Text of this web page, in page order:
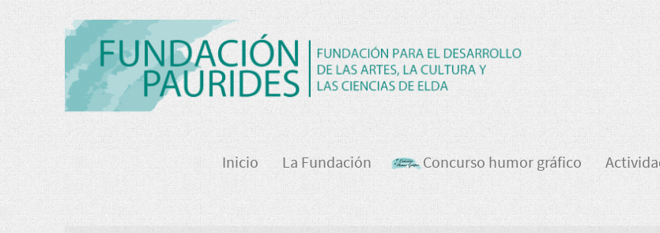
Inicio La Fundación Concurso humor gráfico